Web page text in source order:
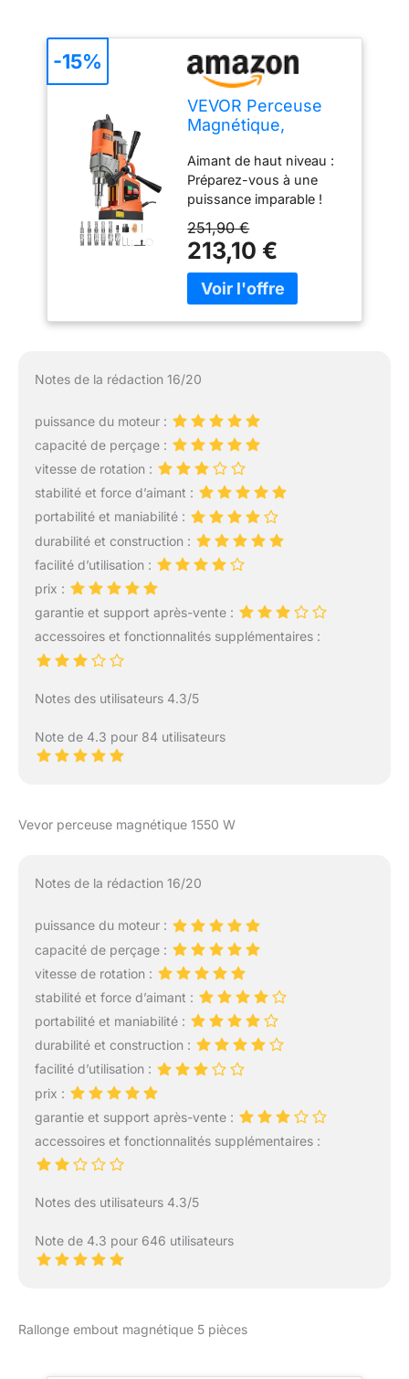
VEVOR Perceuse
Magnétique,
Colonne Portable
1450 W, 12500 N,
850 tr/min, Max.
Diamètre d'Alésage
(Foret de
Carottage) 40 mm,
Max. Profondeur de
Carottage 50 mm
Aimant de haut niveau :
Préparez-vous à une
puissance imparable !
magnétique électrique
génère une force motrice
exceptionnellement
puissante avec son
plus résistants à 850
d'alésage (foret de
carottage) : 40 mm ;
Max. Profondeur de
carottage : 50 mm.
Attention : Vitesse NON
réglable Comprendre la
puissance : 12500 N de
force robuste sont créés
par la base
épaissie, dotée
d'ancrages en fer pur, la
perceuse à colonne
quel angle de manière
processus de perçage.
gamme de diamètres de
est prioritaire ! Le
protection contre les
surcharges et un
système de
refroidissement à
dissipation rapide de la
chaleur pour prévenir les
accidents liés à la
surpuissance
rail de guidage en alliage
de qualité offre
significativement la durée
Conception conviviale :
entre le foret et le
251,90 €
213,10 €
-15%
Notes de la rédaction 16/20
puissance du moteur :
capacité de perçage :
vitesse de rotation :
stabilité et force d’aimant :
portabilité et maniabilité :
durabilité et construction :
facilité d’utilisation :
prix :
garantie et support après-vente :
accessoires et fonctionnalités supplémentaires :
Notes des utilisateurs 4.3/5
Note de 4.3 pour 84 utilisateurs
Vevor perceuse magnétique 1550 W
Notes de la rédaction 16/20
puissance du moteur :
capacité de perçage :
vitesse de rotation :
stabilité et force d’aimant :
portabilité et maniabilité :
durabilité et construction :
facilité d’utilisation :
prix :
garantie et support après-vente :
accessoires et fonctionnalités supplémentaires :
Notes des utilisateurs 4.3/5
Note de 4.3 pour 646 utilisateurs
Rallonge embout magnétique 5 pièces